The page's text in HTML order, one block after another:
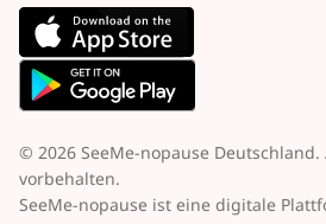
© 2026 SeeMe-nopause Deutschland.
vorbehalten.
SeeMe-nopause ist eine digitale